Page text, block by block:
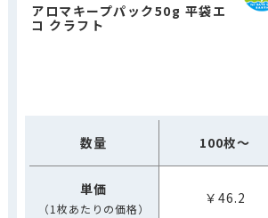
アロマキープパック50g 平袋エ
コ クラフト
数量 100枚～
単価
（1枚あたりの価格）
￥46.2